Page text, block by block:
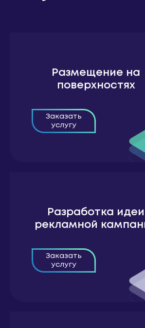
Размещение на
поверхностях
Заказать
услугу
Разработка идеи
рекламной
Заказать
услугу